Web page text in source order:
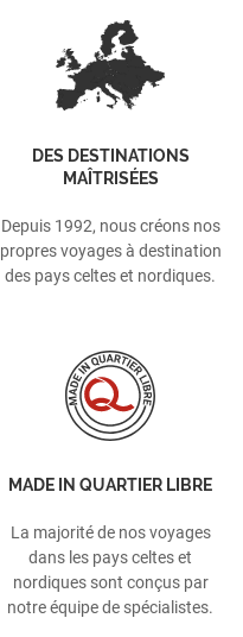
DES DESTINATIONS
MAÎTRISÉES
Depuis 1992, nous créons nos
propres voyages à destination
des pays celtes et nordiques.
MADE IN QUARTIER LIBRE
La majorité de nos voyages
dans les pays celtes et
nordiques sont conçus par
notre équipe de spécialistes.